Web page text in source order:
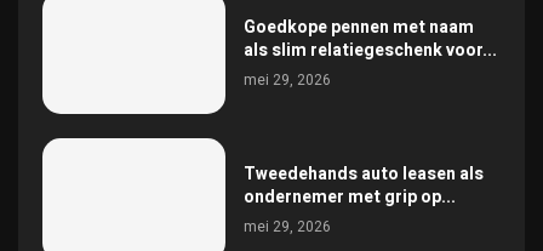
Goedkope pennen met naam
als slim relatiegeschenk voor...
mei 29, 2026
Tweedehands auto leasen als
ondernemer met grip op...
mei 29, 2026